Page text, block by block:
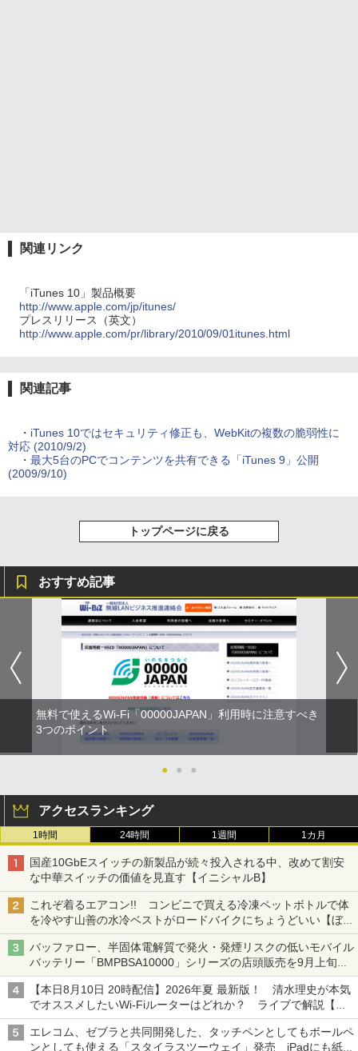
関連リンク
「iTunes 10」製品概要
http://www.apple.com/jp/itunes/
プレスリリース（英文）
http://www.apple.com/pr/library/2010/09/01itunes.html
関連記事
・ iTunes 10ではセキュリティ修正も、WebKitの複数の脆弱性に
対応 (2010/9/2)
・ 最大5台のPCでコンテンツを共有できる「iTunes 9」公開
(2009/9/10)
トップページに戻る
おすすめ記事
無料で使えるWi-Fi「00000JAPAN」利用時に注意すべき
3つのポイント
● ● ●
アクセスランキング
1時間 24時間 1週間 1カ月
国産10GbEスイッチの新製品が続々投入される中、改めて割安
な中華スイッチの価値を見直す【イニシャルB】
これぞ着るエアコン!! コンビニで買える冷凍ペットボトルで体
を冷やす山善の水冷ベストがロードバイクにちょうどいい【ぼっ
ち・ざ・ろーど！その14】【空いた時間でなにしてる？】
バッファロー、半固体電解質で発火・発煙リスクの低いモバイル
バッテリー「BMPBSA10000」シリーズの店頭販売を9月上旬に
開始
【本日8月10日 20時配信】2026年夏 最新版！ 清水理史が本気
でオススメしたいWi-Fiルーターはどれか？ ライブで解説【清
水理史の「イニシャルB」チャンネル】
エレコム、ゼブラと共同開発した、タッチペンとしてもボールペ
ンとしても使える「スタイラスツーウェイ」発売 iPadにも紙に